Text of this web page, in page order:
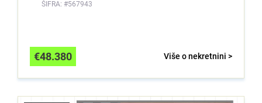
ŠIFRA: #567943
Više o nekretnini >
€48.380